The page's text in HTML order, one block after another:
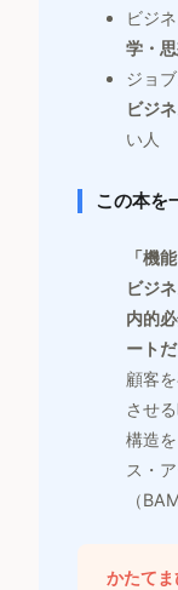
ビジ
学・
ジョ
ビジ
い人
この本を
「機
ビジ
内的
ートだ
顧客
させ
構造
ス・
（
かたてま